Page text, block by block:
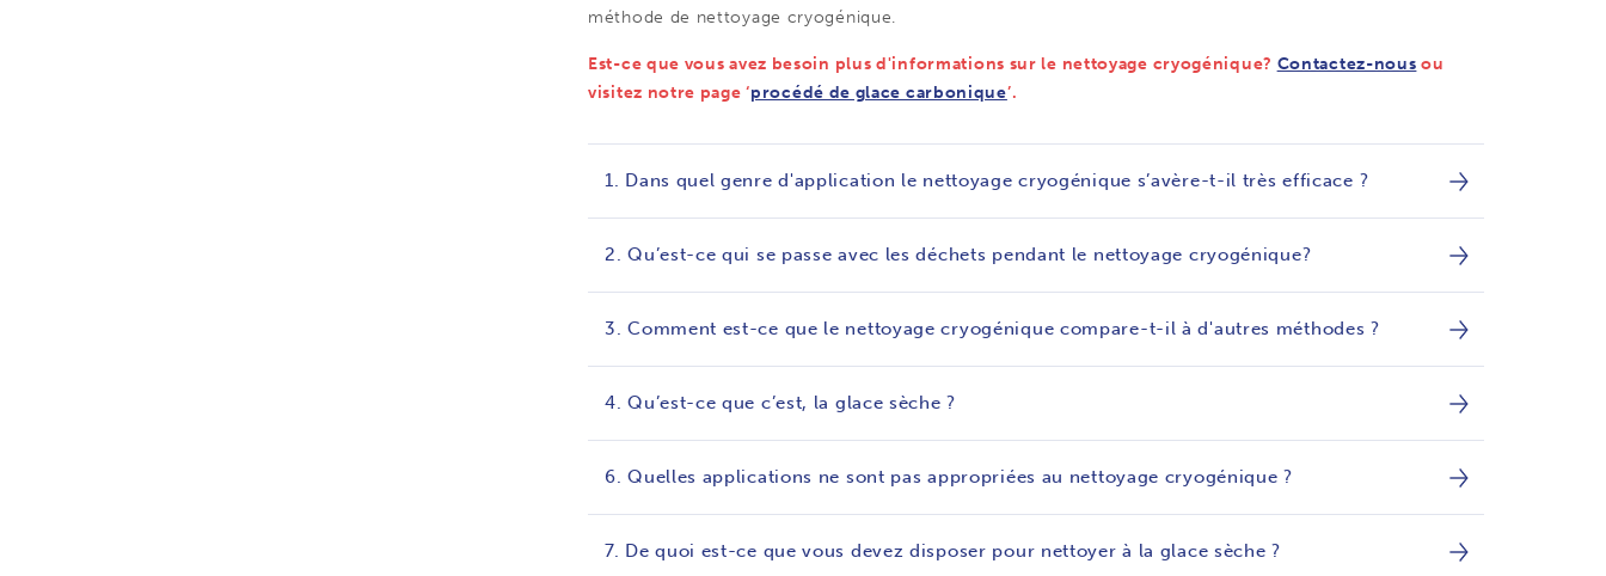
méthode de nettoyage cryogénique.
Est-ce que vous avez besoin plus d'informations sur le nettoyage cryogénique? Contactez-nous ou
visitez notre page ‘procédé de glace carbonique’.
1. Dans quel genre d'application le nettoyage cryogénique s’avère-t-il très efficace ?
2. Qu’est-ce qui se passe avec les déchets pendant le nettoyage cryogénique?
3. Comment est-ce que le nettoyage cryogénique compare-t-il à d'autres méthodes ?
4. Qu’est-ce que c’est, la glace sèche ?
6. Quelles applications ne sont pas appropriées au nettoyage cryogénique ?
7. De quoi est-ce que vous devez disposer pour nettoyer à la glace sèche ?